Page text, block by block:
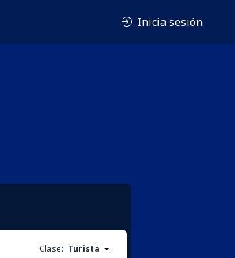
Inicia sesión
Clase: Turista